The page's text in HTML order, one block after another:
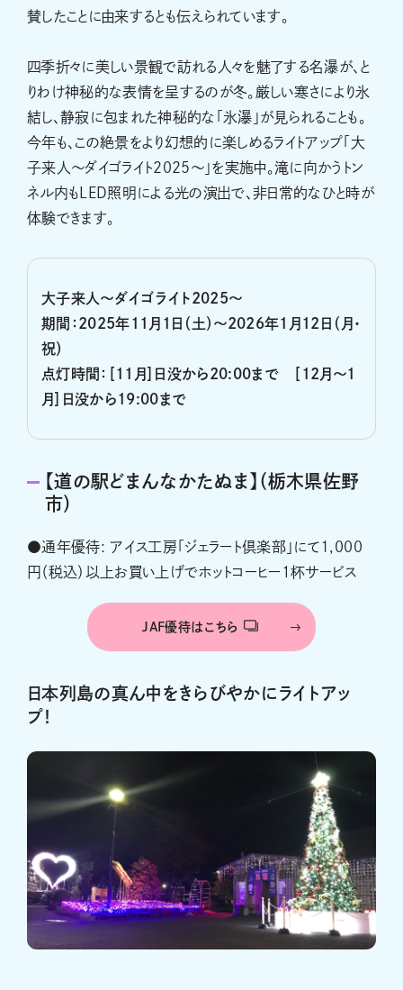
賛したことに由来するとも伝えられています。
四季折々に美しい景観で訪れる人々を魅了する名瀑が、と
りわけ神秘的な表情を呈するのが冬。厳しい寒さにより氷
結し、静寂に包まれた神秘的な「氷瀑」が見られることも。
今年も、この絶景をより幻想的に楽しめるライトアップ「大
子来人～ダイゴライト２０２５～」を実施中。滝に向かうトン
ネル内もLED照明による光の演出で、非日常的なひと時が
体験できます。
大子来人～ダイゴライト2025～
期間：2025年11月1日（土）～2026年1月12日（月・
祝）
点灯時間：［11月］日没から20:00まで ［12月～1
月］日没から19:00まで
【道の駅どまんなかたぬま】（栃木県佐野
市）
●通年優待: アイス工房「ジェラート倶楽部」にて1,000
円（税込）以上お買い上げでホットコーヒー１杯サービス
JAF優待はこちら
日本列島の真ん中をきらびやかにライトアッ
プ！